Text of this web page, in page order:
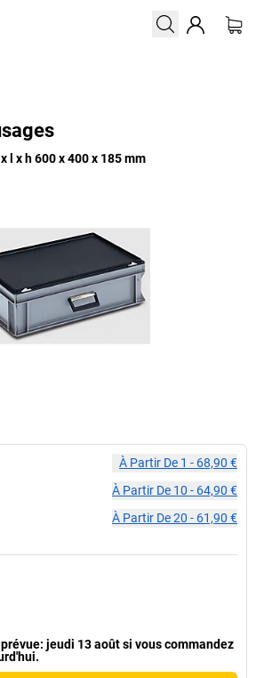
l x h 600 x 400 x 185 mm
À Partir De 1 - 68,90 €
À Partir De 10 - 64,90 €
À Partir De20 - 61,90 €
: jeudi 13 aoûtsi vouscommandez